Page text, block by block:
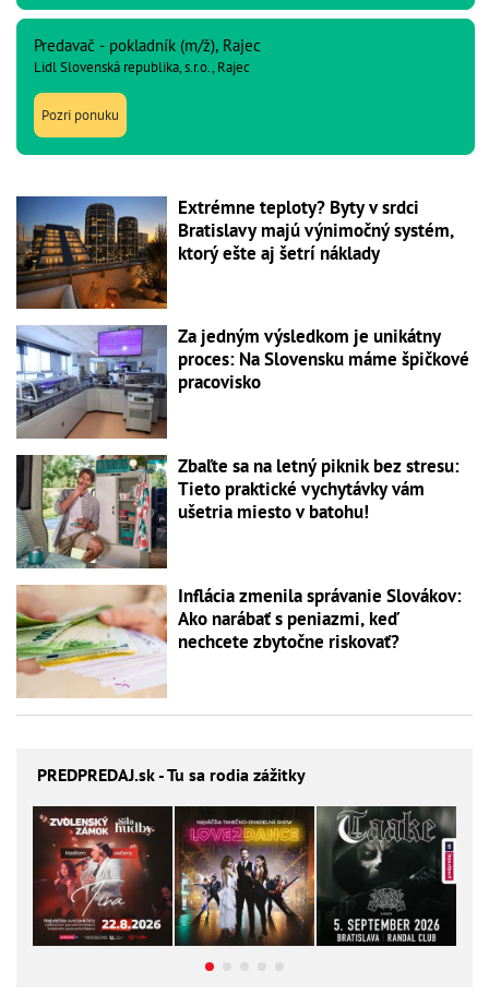
Predavač - pokladník (m/ž), Rajec
Lidl Slovenská republika, s.r.o., Rajec
Pozri ponuku
Extrémne teploty? Byty v srdci
Bratislavy majú výnimočný systém,
ktorý ešte aj šetrí náklady
Za jedným výsledkom je unikátny
proces: Na Slovensku máme špičkové
pracovisko
Zbaľte sa na letný piknik bez stresu:
Tieto praktické vychytávky vám
ušetria miesto v batohu!
Inflácia zmenila správanie Slovákov:
Ako narábať s peniazmi, keď
nechcete zbytočne riskovať?
PREDPREDAJ.sk - Tu sa rodia zážitky